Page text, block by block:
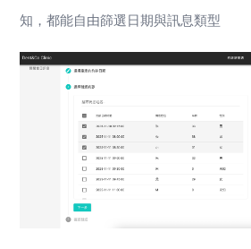
知，都能自由篩選日期與訊息類型